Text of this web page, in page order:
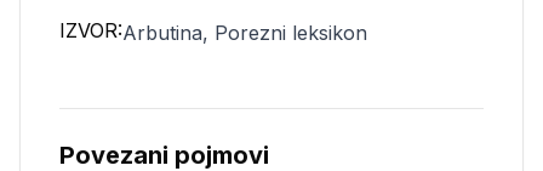
IZVOR:Arbutina, Porezni leksikon
Povezani pojmovi